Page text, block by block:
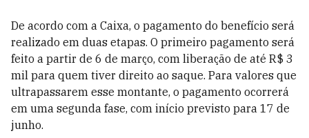
De acordo com a Caixa, o pagamento do benefício será
realizado em duas etapas. O primeiro pagamento será
feito a partir de 6 de março, com liberação de até R$ 3
mil para quem tiver direito ao saque. Para valores que
ultrapassarem esse montante, o pagamento ocorrerá
em uma segunda fase, com início previsto para 17 de
junho.